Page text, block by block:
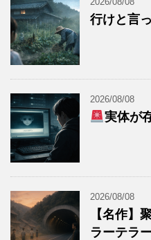
行けと言
2026/08/08
実体が
2026/08/08
【名作】
ラーテラ